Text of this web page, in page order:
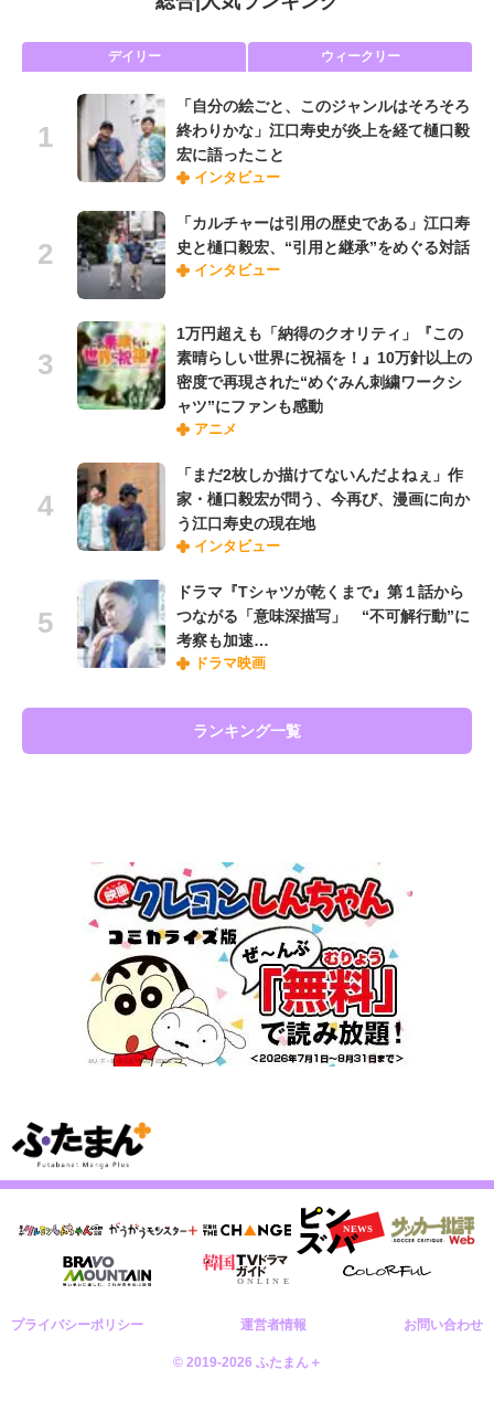
デイリー ウィークリー
「自分の絵ごと、このジャンルはそろそろ
終わりかな」江口寿史が炎上を経て樋口毅
宏に語ったこと
インタビュー
「カルチャーは引用の歴史である」江口寿
史と樋口毅宏、“引用と継承”をめぐる対話
インタビュー
1万円超えも「納得のクオリティ」『この
素晴らしい世界に祝福を！』10万針以上の
密度で再現された“めぐみん刺繍ワークシ
ャツ”にファンも感動
アニメ
「まだ2枚しか描けてないんだよねぇ」作
家・樋口毅宏が問う、今再び、漫画に向か
う江口寿史の現在地
インタビュー
ドラマ『Tシャツが乾くまで』第１話から
つながる「意味深描写」 “不可解行動”に
考察も加速…
ドラマ映画
ランキング一覧
プライバシーポリシー 運営者情報 お問い合わせ
© 2019-2026 ふたまん＋